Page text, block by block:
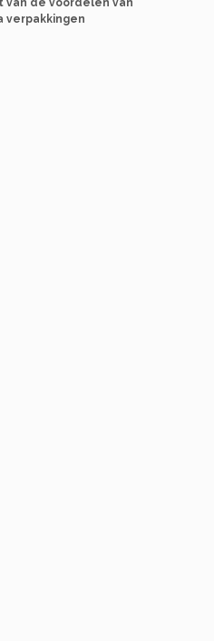
verpakkingen